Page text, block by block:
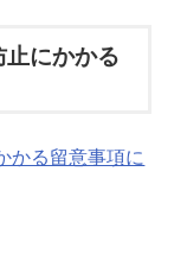
にかかる
かる留意事項に